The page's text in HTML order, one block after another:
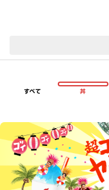
すべて 丼
超ゴイゴイヤスー夏祭